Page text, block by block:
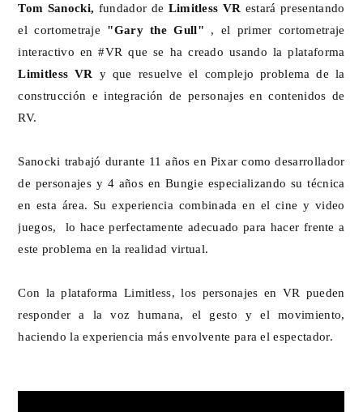
Tom Sanocki, fundador de Limitless VR estará presentando
el cortometraje "Gary the Gull"
, el primer cortometraje
interactivo en #VR que se ha creado usando la plataforma
Limitless VR
y que resuelve el complejo problema de la
construcción e integración de personajes en contenidos de
RV.
Sanocki trabajó durante 11 años en Pixar como desarrollador
de personajes y 4 años en Bungie especializando su técnica
en esta área. Su experiencia combinada en el cine y video
juegos, lo hace perfectamente adecuado para hacer frente a
este problema en la realidad virtual.
Con la plataforma Limitless, los personajes en VR pueden
responder a la voz humana, el gesto y el movimiento,
haciendo la experiencia más envolvente para el espectador.